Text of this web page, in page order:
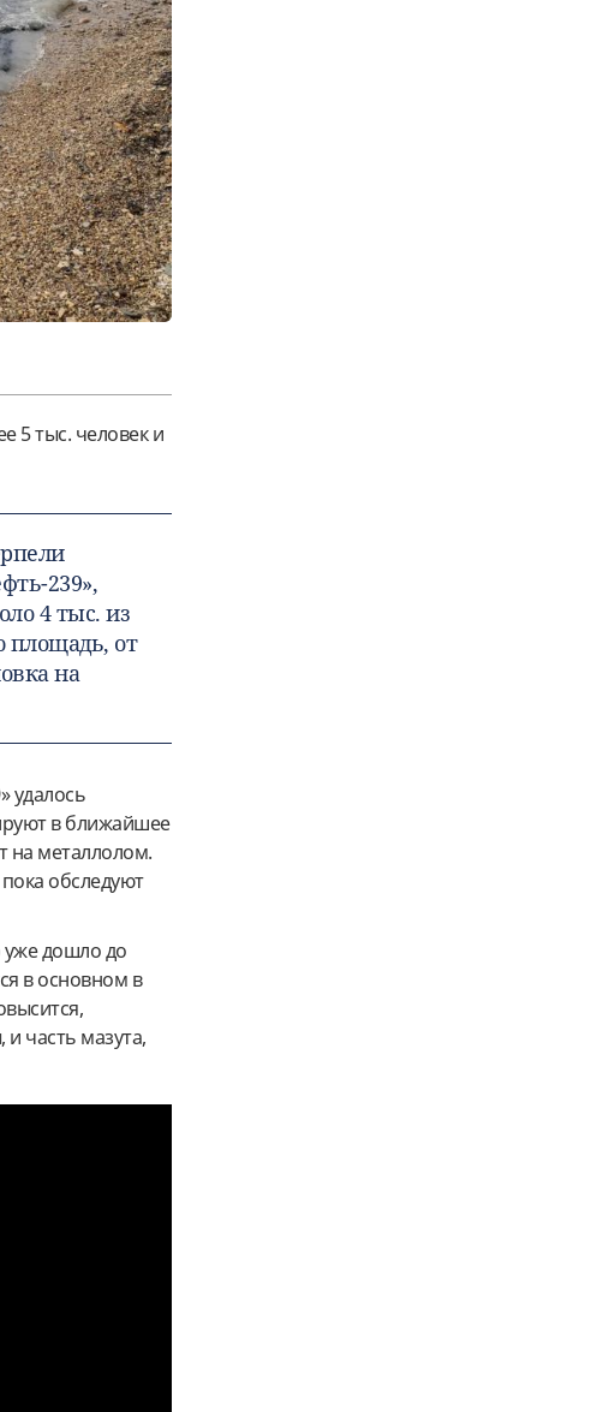
5 тыс. человек и
239»,
4 тыс. из
площадь, от
на
удалось
в ближайшее
на металлолом.
обследуют
уже дошло до
в основном в
часть мазута,